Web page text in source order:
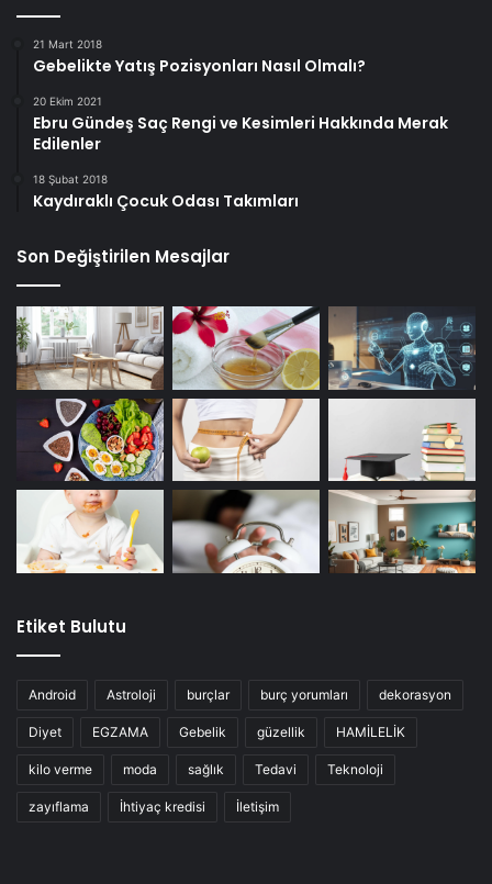
21 Mart 2018
Gebelikte Yatış Pozisyonları Nasıl Olmalı?
20 Ekim 2021
Ebru Gündeş Saç Rengi ve Kesimleri Hakkında Merak
Edilenler
18 Şubat 2018
Kaydıraklı Çocuk Odası Takımları
Son Değiştirilen Mesajlar
Etiket Bulutu
Android Astroloji burçlar burç yorumları dekorasyon
Diyet EGZAMA Gebelik güzellik HAMİLELİK
kilo verme moda sağlık Tedavi Teknoloji
zayıflama İhtiyaç kredisi İletişim